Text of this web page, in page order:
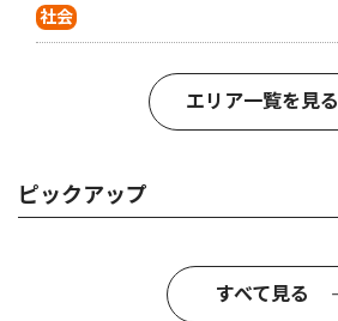
社会
エリア一覧を見る
ピックアップ
すべて見る